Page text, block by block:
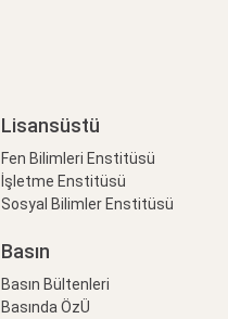
Lisansüstü
Fen Bilimleri Enstitüsü
İşletme Enstitüsü
Sosyal Bilimler Enstitüsü
Basın
Basın Bültenleri
Basında ÖzÜ